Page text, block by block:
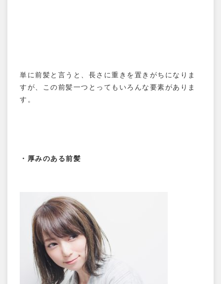
単に前髪と言うと、長さに重きを置きがちになりま
すが、この前髪一つとってもいろんな要素がありま
す。
・厚みのある前髪